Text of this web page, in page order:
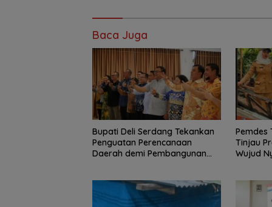
Baca Juga
Bupati Deli Serdang Tekankan
Penguatan Perencanaan
Daerah demi Pembangunan
Pemdes
Tinjau
Wujud